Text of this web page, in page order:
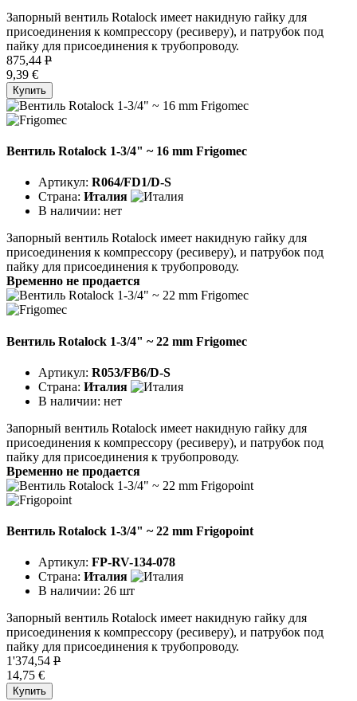
Запорный вентиль Rotalock имеет накидную гайку для
присоединения к компрессору (ресиверу), и патрубок под
пайку для присоединения к трубопроводу.
875,44 P
9,39 €
Купить
Вентиль Rotalock 1-3/4" ~ 16 mm Frigomec
Артикул: R064/FD1/D-S
Страна: Италия
В наличии: нет
Запорный вентиль Rotalock имеет накидную гайку для
присоединения к компрессору (ресиверу), и патрубок под
пайку для присоединения к трубопроводу.
Временно не продается
Вентиль Rotalock 1-3/4" ~ 22 mm Frigomec
Артикул: R053/FB6/D-S
Страна: Италия
В наличии: нет
Запорный вентиль Rotalock имеет накидную гайку для
присоединения к компрессору (ресиверу), и патрубок под
пайку для присоединения к трубопроводу.
Временно не продается
Вентиль Rotalock 1-3/4" ~ 22 mm Frigopoint
Артикул: FP-RV-134-078
Страна: Италия
В наличии: 26 шт
Запорный вентиль Rotalock имеет накидную гайку для
присоединения к компрессору (ресиверу), и патрубок под
пайку для присоединения к трубопроводу.
1'374,54 P
14,75 €
Купить